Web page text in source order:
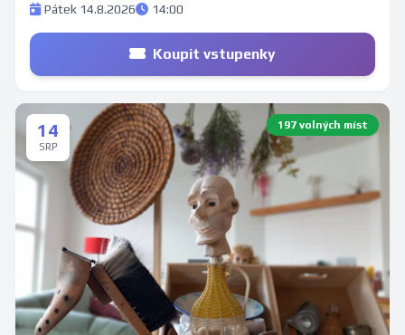
Pátek 14.8.2026
14:00
Koupit vstupenky
14
SRP
197 volných míst